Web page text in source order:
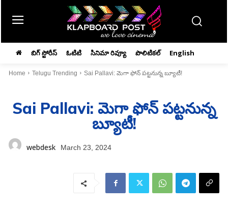
బిగ్ స్టోరీస్ ఓటిటి సినిమా రివ్యూ పొలిటికల్ English
Home Telugu Trending Sai Pallavi: మెగా ఫోన్‌ పట్టనున్న బ్యూటీ!
Sai Pallavi: మెగా ఫోన్‌ పట్టనున్న
బ్యూటీ!
webdesk March 23, 2024